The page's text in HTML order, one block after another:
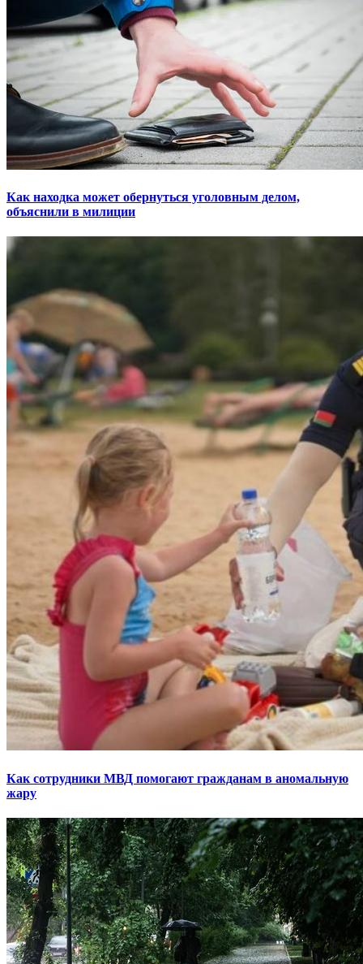
Как находка может обернуться уголовным делом,
объяснили в милиции
Как сотрудники МВД помогают гражданам в аномальную
жару